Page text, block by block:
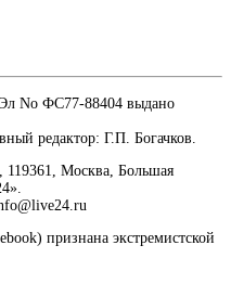
No ФС77-88404 выдано
редактор: Г.П. Богачков.
119361, Москва, Большая
признана экстремистской